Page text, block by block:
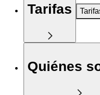
Tarifas
Quiénes